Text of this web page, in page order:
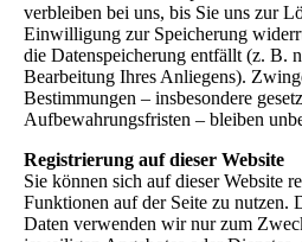
verbleiben bei uns, bis Sie uns zur
Einwilligung zur Speicherung
die Datenspeicherung entfällt (z. B.
Bearbeitung Ihres Anliegens).
Bestimmungen – insbesondere
Aufbewahrungsfristen – bleiben
Registrierung auf dieser Website
Sie können sich auf dieser Website
Funktionen auf der Seite zu nutzen.
Daten verwenden wir nur zum